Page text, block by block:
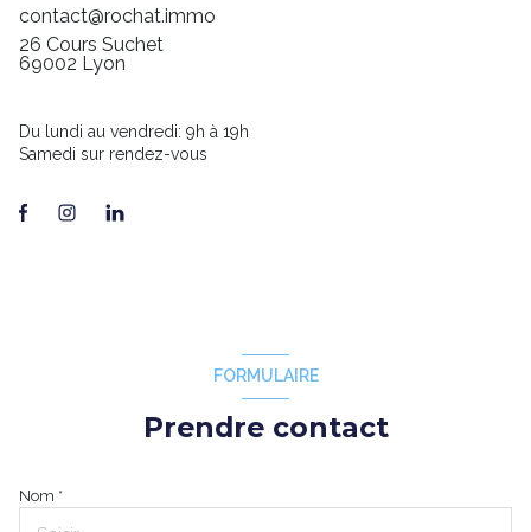
contact@rochat.immo
26 Cours Suchet
69002 Lyon
Du lundi au vendredi: 9h à 19h
Samedi sur rendez-vous
FORMULAIRE
Prendre contact
Nom *